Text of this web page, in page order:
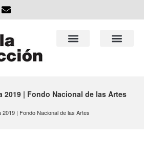
2019 | Fondo Nacional de las Artes
2019 | Fondo Nacional de las Artes